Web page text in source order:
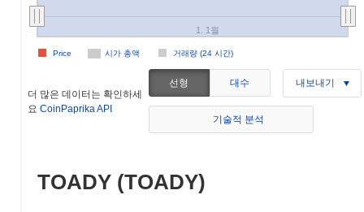
시가 총액 거래량 (24 시간)
Price
1. 1월
더 많은 데이터는 확인하세
요 CoinPaprika API
선형 대수 내보내기
기술적 분석
TOADY (TOADY)